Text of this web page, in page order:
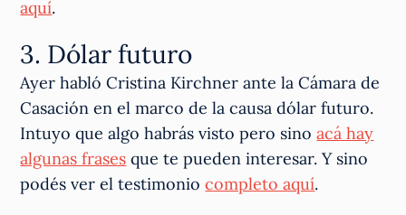
aquí.
3. Dólar futuro
Ayer habló Cristina Kirchner ante la Cámara de
Casación en el marco de la causa dólar futuro.
Intuyo que algo habrás visto pero sinoacá hay
algunas frases que te pueden interesar. Y sino
podés ver el testimoniocompleto aquí.